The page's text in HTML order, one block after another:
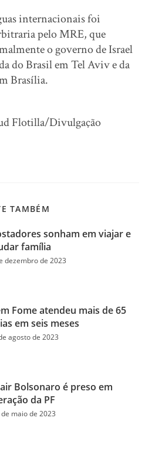
internacionais foi
pelo MRE, que
o governo de Israel
do Brasil em Tel Aviv e da
Brasília.
Flotilla/Divulgação
TAMBÉM
sonham em viajar e
família
dezembro de 2023
Fome atendeu mais de 65
em seis meses
agosto de 2023
Bolsonaro é preso em
da PF
maio de 2023